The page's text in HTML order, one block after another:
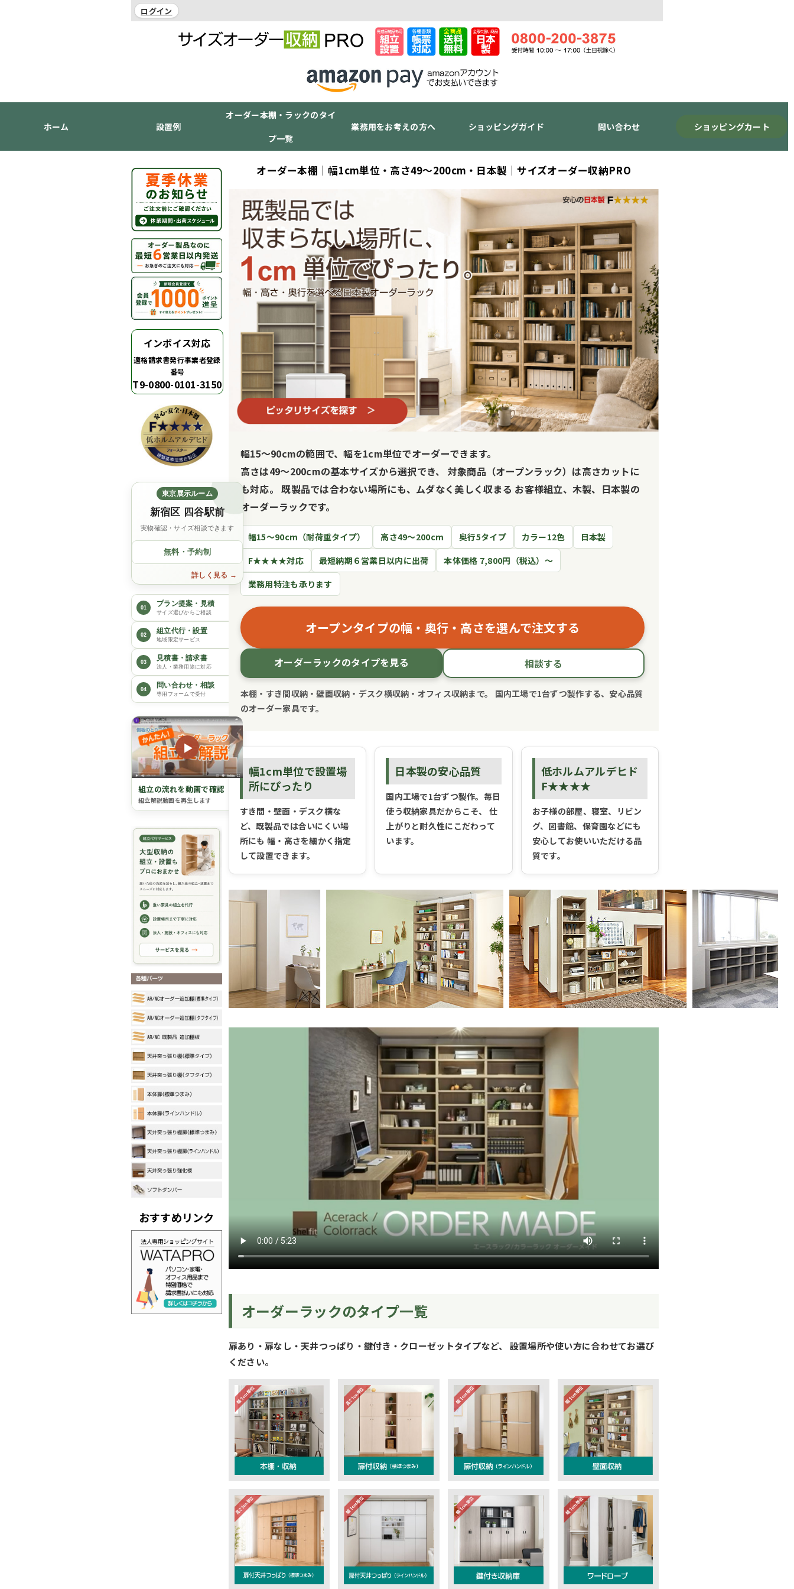
ログイン
ホーム 設置例
オーダー本棚・ラックのタイ
プ一覧
業務用をお考えの方へ ショッピングガイド 問い合わせ ショッピングカート
インボイス対応
適格請求書発行事業者登録
番号
T9-0800-0101-3150
東京展示ルーム
新宿区 四谷駅前
実物確認・サイズ相談できます
無料・予約制
詳しく見る
01 プラン提案・見積
サイズ選びからご相談
02 組立代行・設置
地域限定サービス
03 見積書・請求書
法人・業務用途に対応
04 問い合わせ・相談
専用フォームで受付
▶
組立の流れを動画で確認
組立解説動画を再生します
おすすめリンク
オーダー本棚｜幅1cm単位・高さ49〜200cm・日本製｜サイズオーダー収納PRO
幅15〜90cmの範囲で、幅を1cm単位でオーダーできます。
高さは49〜200cmの基本サイズから選択でき、 対象商品（オープンラック）は高さカットに
も対応。 既製品では合わない場所にも、ムダなく美しく収まる お客様組立、木製、日本製の
オーダーラックです。
幅15〜90cm（耐荷重タイプ） 高さ49〜200cm 奥行5タイプ カラー12色
日本製
F★★★★対応
最短納期６営業日以内に出荷
本体価格 7,800円（税込）～
業務用特注も承ります
オープンタイプの幅・奥行・高さを選んで注文する
オーダーラックのタイプを見る 相談する
本棚・すき間収納・壁面収納・デスク横収納・オフィス収納まで。 国内工場で1台ずつ製作する、安心品質
のオーダー家具です。
幅1cm単位で設置場
所にぴったり
すき間・壁面・デスク横な
ど、既製品では合いにくい場
所にも 幅・高さを細かく指定
して設置できます。
日本製の安心品質
国内工場で1台ずつ製作。毎日
使う収納家具だからこそ、 仕
上がりと耐久性にこだわって
います。
低ホルムアルデヒド
F★★★★
お子様の部屋、寝室、リビン
グ、図書館、保育園などにも
安心してお使いいただける品
質です。
オーダーラックのタイプ一覧
扉あり・扉なし・天井つっぱり・鍵付き・クローゼットタイプなど、 設置場所や使い方に合わせてお選び
ください。